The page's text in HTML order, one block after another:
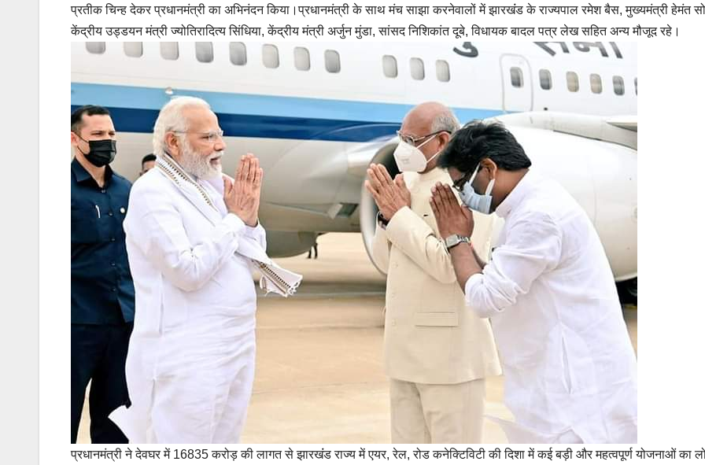
प्रतीक चिन्ह देकर प्रधानमंत्री का अभिनंदन किया।प्रधानमंत्री के साथ मंच साझा करनेवालों में झारखंंड के राज्यपाल रमेश बैस, मुख्यमंत्री हेमंत
केंद्रीय उड्डयन मंत्री ज्योतिरादित्य सिंधिया, केंद्रीय मंत्री अर्जुन मुंडा, सांसद निशिकांत दूबे, विधायक बादल पत्र लेख सहित अन्य मौजूद रहे।
प्रधानमंत्री ने देवघर में 16835 करोड़ की लागत से झारखंंड राज्य में एयर, रेल, रोड कनेक्टिविटी की दिशा में कई बड़ी और महत्वपूर्ण योजनाओं का